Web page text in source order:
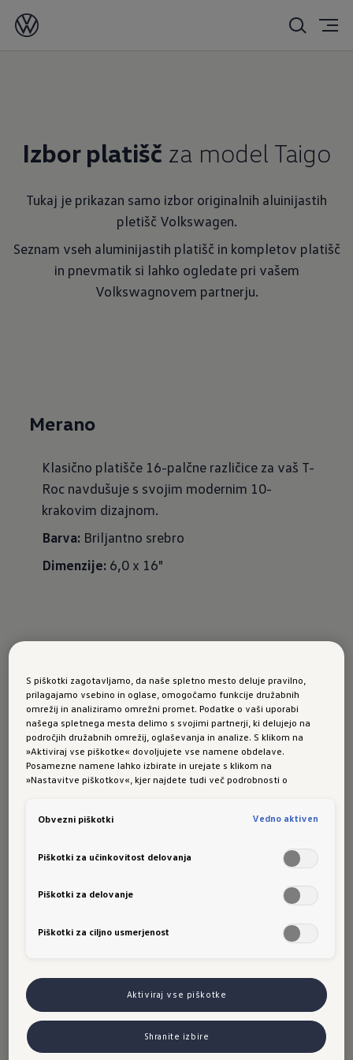
Izbor platišč za model Taigo
Tukaj je prikazan samo izbor originalnih aluinijastih
pletišč Volkswagen.
Seznam vseh aluminijastih platišč in kompletov platišč
in pnevmatik si lahko ogledate pri vašem
Volkswagnovem partnerju.
Merano
Klasično platišče 16-palčne različice za vaš T-
Roc navdušuje s svojim modernim 10-
krakovim dizajnom.
Barva:Briljantno srebro
Dimenzije: 6,0 x 16"
pnevmatike
Volkswagnovgel za čiščenje
platišč
Najpogostejše vrste umazanije, kot so zavorni
obruski in pigmentna umazanija, je možno
Številka artikla: 000096304J
Volkswagnovkomplet
S piškotki zagotavljamo, da naše spletno mesto deluje pravilno,
prilagajamo vsebino in oglase, omogočamo funkcije družabnih
omrežij in analiziramo omrežni promet. Podatke o vaši uporabi
našega spletnega mesta delimo s svojimi partnerji, ki delujejo na
področjih družabnih omrežij, oglaševanja in analize. S klikom na
»Aktiviraj vse piškotke« dovoljujete vse namene obdelave.
Posamezne namene lahko izbirate in urejate s klikom na
»Nastavitve piškotkov«, kjer najdete tudi več podrobnosti o
Obvezni piškotki
Vedno aktiven
Piškotki za učinkovitost delovanja
Piškotki za delovanje
Piškotki za ciljno usmerjenost
Aktiviraj vse piškotke
Shranite izbire